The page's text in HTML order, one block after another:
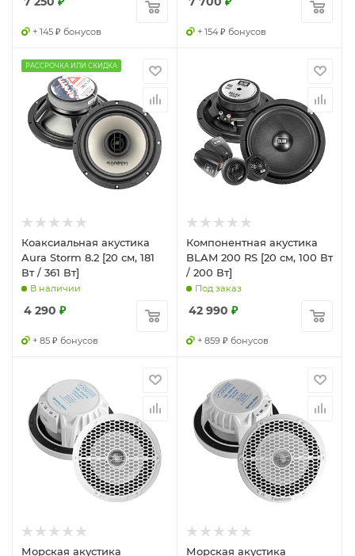
+ 145 ₽ бонусов + 154 ₽ бонусов
РАССРОЧКА ИЛИ СКИДКА
Коаксиальная акустика
Aura Storm 8.2 [20 см, 181
Вт / 361 Вт]
В наличии
4 290 ₽
+ 85 ₽ бонусов
Компонентная акустика
BLAM 200 RS [20 см, 100 Вт
/ 200 Вт]
Под заказ
42 990 ₽
+ 859 ₽ бонусов
Морская акустика Морская акустика